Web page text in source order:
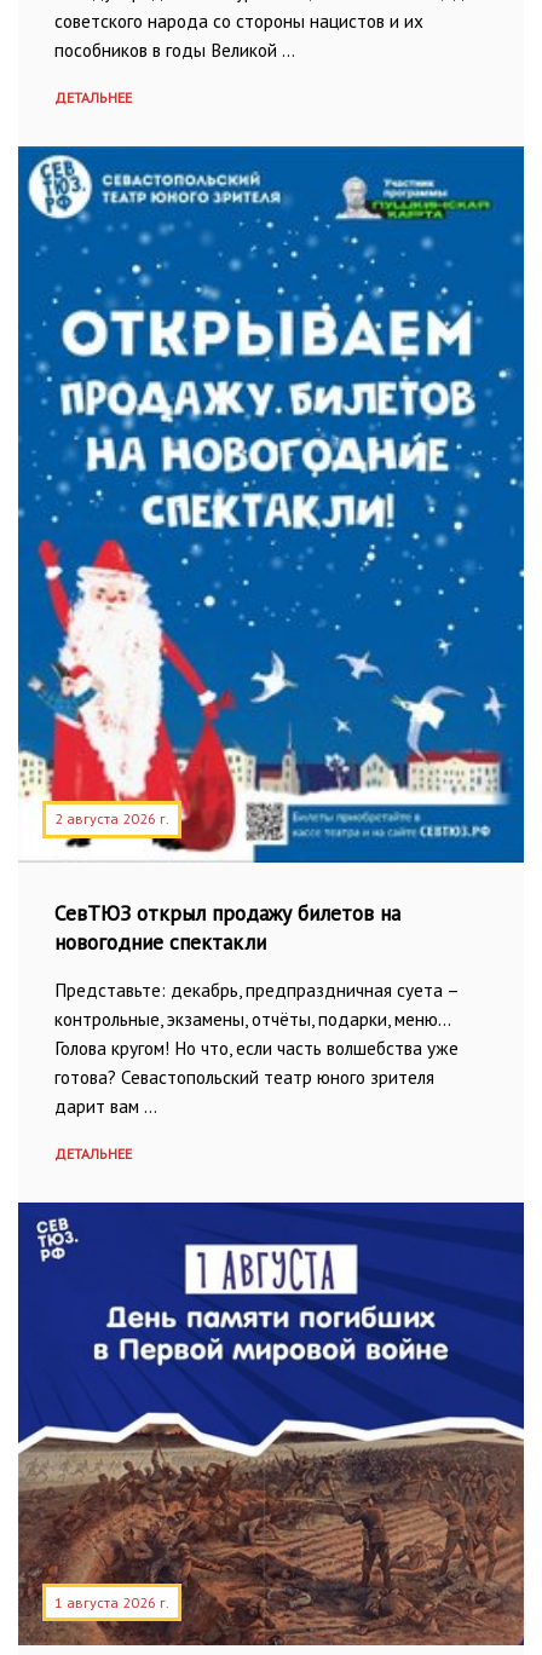
советского народа со стороны нацистов и их
пособников в годы Великой …
ДЕТАЛЬНЕЕ
2 августа 2026 г.
СевТЮЗ открыл продажу билетов на
новогодние спектакли
Представьте: декабрь, предпраздничная суета –
контрольные, экзамены, отчёты, подарки, меню…
Голова кругом! Но что, если часть волшебства уже
готова? Севастопольский театр юного зрителя
дарит вам …
ДЕТАЛЬНЕЕ
1 августа 2026 г.